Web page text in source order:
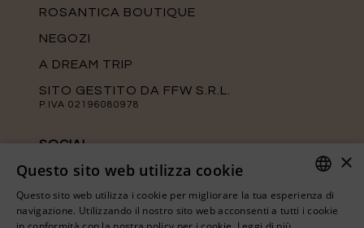
ROSANTICA BOUTIQUE
NEGOZI
A DREAM TRIP
SITO GESTITO DA FFW S.R.L.
P.IVA 02196080978
SOCIAL
Tieniti aggiornato sulle ultime novità di
ufficiali.
ITALIAN
×
Questo sito web utilizza cookie
Questo sito web utilizza i cookie per migliorare la tua esperienza di
navigazione. Utilizzando il nostro sito web acconsenti a tutti i cookie